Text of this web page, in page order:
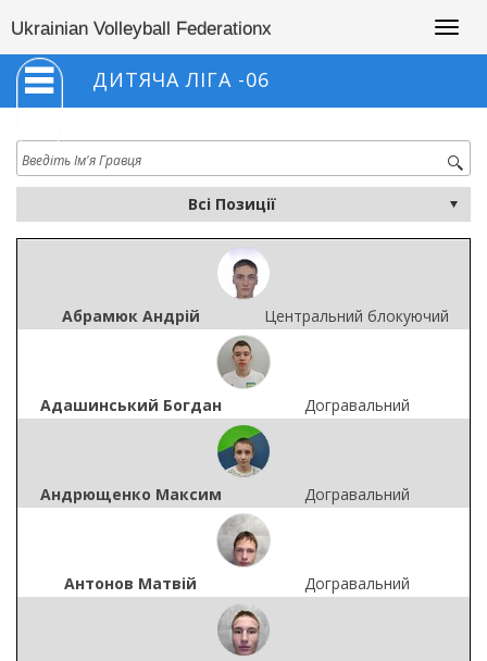
Ukrainian Volleyball Federationx
ДИТЯЧА ЛІГА -06
Абрамюк Андрій Центральний блокуючий
Адашинський Богдан Догравальний
Андрющенко Максим Догравальний
Антонов Матвій Догравальний